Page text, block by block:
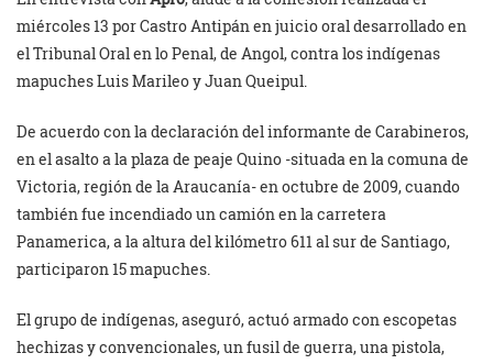
miércoles 13 por Castro Antipán en juicio oral desarrollado en
el Tribunal Oral en lo Penal, de Angol, contra los indígenas
mapuches Luis Marileo y Juan Queipul.
De acuerdo con la declaración del informante de Carabineros,
en el asalto a la plaza de peaje Quino -situada en la comuna de
Victoria, región de la Araucanía- en octubre de 2009, cuando
también fue incendiado un camión en la carretera
Panamerica, a la altura del kilómetro 611 al sur de Santiago,
participaron 15 mapuches.
El grupo de indígenas, aseguró, actuó armado con escopetas
hechizas y convencionales, un fusil de guerra, una pistola,